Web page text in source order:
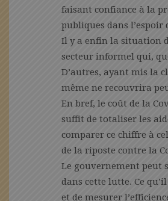
faisant confiance à la
publiques dans
Il y a enfin la situation
secteur informel qui,
D’autres, ayant mis la
même ne recouvrira
En bref, le coût de la
suffit de totaliser les
comparer ce chiffre à
de la riposte contre la
Le gouvernement peut
dans cette lutte. Ce
et de mesurer